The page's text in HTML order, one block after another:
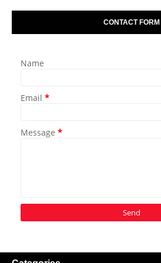
CONTACT FORM
Name
Email *
Message *